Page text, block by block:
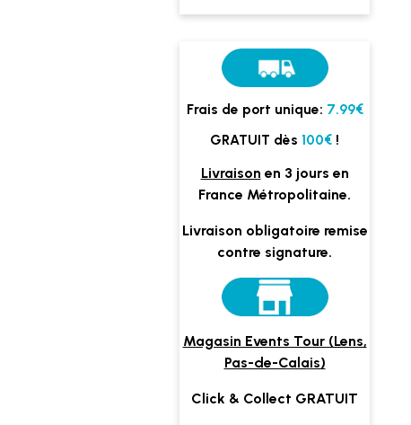
Frais de port unique: 7.99€
GRATUIT dès 100€ !
Livraison en 3 jours en
France Métropolitaine.
Livraison obligatoire remise
contre signature.
Magasin Events Tour (Lens,
Pas-de-Calais)
Click & Collect GRATUIT